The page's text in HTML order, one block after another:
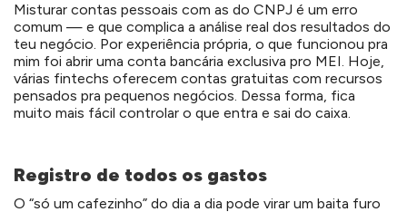
Misturar contas pessoais com as do CNPJ é um erro
comum — e que complica a análise real dos resultados do
teu negócio. Por experiência própria, o que funcionou pra
mim foi abrir uma conta bancária exclusiva pro MEI. Hoje,
várias fintechs oferecem contas gratuitas com recursos
pensados pra pequenos negócios. Dessa forma, fica
muito mais fácil controlar o que entra e sai do caixa.
Registro de todos os gastos
O “só um cafezinho” do dia a dia pode virar um baita furo